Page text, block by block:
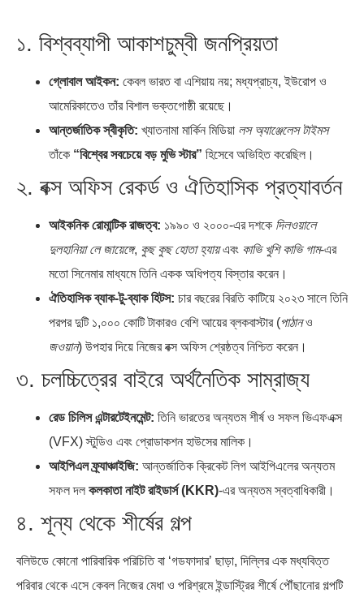
১. বিশ্বব্যাপী আকাশচুম্বী জনপ্রিয়তা
গ্লোবাল আইকন: কেবল ভারত বা এশিয়ায় নয়; মধ্যপ্রাচ্য, ইউরোপ ও
আমেরিকাতেও তাঁর বিশাল ভক্তগোষ্ঠী রয়েছে।
আন্তর্জাতিক স্বীকৃতি: খ্যাতনামা মার্কিন মিডিয়া লস অ্যাঞ্জেলেস টাইমস
তাঁকে “বিশ্বের সবচেয়ে বড় মুভি স্টার” হিসেবে অভিহিত করেছিল।
২. বক্স অফিস রেকর্ড ও ঐতিহাসিক প্রত্যাবর্তন
আইকনিক রোমান্টিক রাজত্ব: ১৯৯০ ও ২০০০-এর দশকে দিলওয়ালে
দুলহানিয়া লে জায়েঙ্গে, কুছ কুছ হোতা হ্যায়এবং কাভি খুশি কাভি গাম-এর
মতো সিনেমার মাধ্যমে তিনি একক অধিপত্য বিস্তার করেন।
ঐতিহাসিক ব্যাক-টু-ব্যাক হিটস: চার বছরের বিরতি কাটিয়ে ২০২৩ সালে তিনি
পরপর দুটি ১,০০০ কোটি টাকারও বেশি আয়ের ব্লকবাস্টার (পাঠানও
জওয়ান) উপহার দিয়ে নিজের বক্স অফিস শ্রেষ্ঠত্ব নিশ্চিত করেন।
৩. চলচ্চিত্রের বাইরে অর্থনৈতিক সাম্রাজ্য
রেড চিলিস এন্টারটেইনমেন্ট: তিনি ভারতের অন্যতম শীর্ষ ও সফল ভিএফএক্স
(VFX) স্টুডিও এবং প্রোডাকশন হাউসের মালিক।
আইপিএল ফ্র্যাঞ্চাইজি: আন্তর্জাতিক ক্রিকেট লিগ আইপিএলের অন্যতম
সফল দল কলকাতা নাইট রাইডার্স (KKR)-এর অন্যতম স্বত্বাধিকারী।
৪. শূন্য থেকে শীর্ষের গল্প
বলিউডে কোনো পারিবারিক পরিচিতি বা ‘গডফাদার’ ছাড়া, দিল্লির এক মধ্যবিত্ত
পরিবার থেকে এসে কেবল নিজের মেধা ও পরিশ্রমে ইন্ডাস্ট্রির শীর্ষে পৌঁছানোর গল্পটি